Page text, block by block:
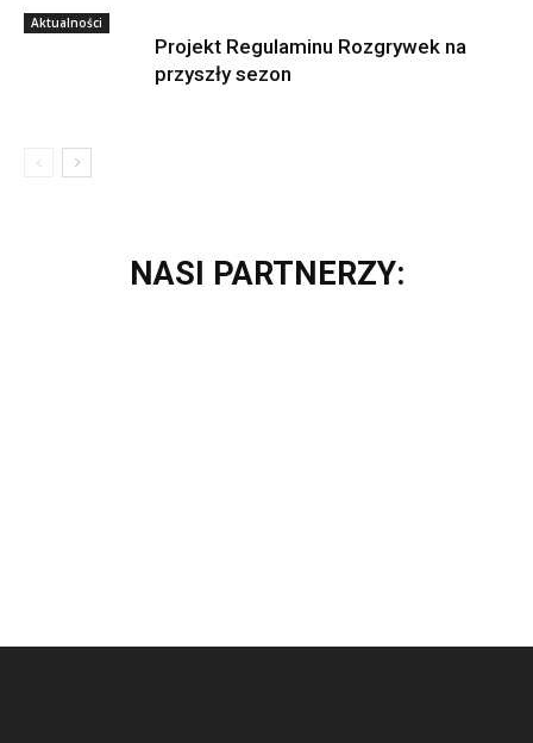
Aktualności
Projekt Regulaminu Rozgrywek na
przyszły sezon
NASI PARTNERZY: